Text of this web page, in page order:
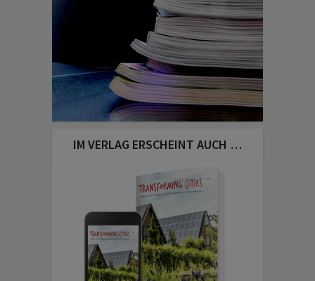
IM VERLAG ERSCHEINT AUCH …